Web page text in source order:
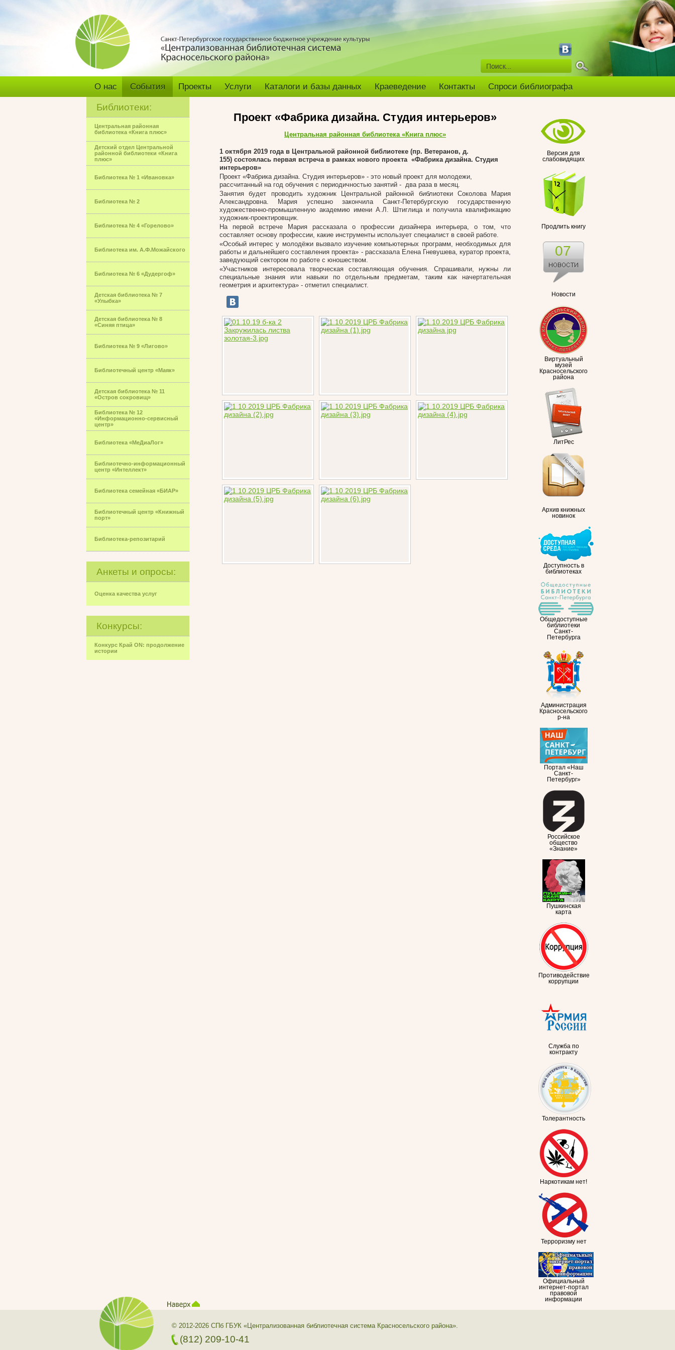
О нас События Проекты Услуги Каталоги и базы данных Краеведение Контакты Спроси библиографа
Библиотеки:
Центральная районная
библиотека «Книга плюс»
Детский отдел Центральной
районной библиотеки «Книга
плюс»
Библиотека № 1 «Ивановка»
Библиотека № 2
Библиотека № 4 «Горелово»
Библиотека им. А.Ф.Можайского
Библиотека № 6 «Дудергоф»
Детская библиотека № 7
«Улыбка»
Детская библиотека № 8
«Синяя птица»
Библиотека № 9 «Лигово»
Библиотечный центр «Маяк»
Детская библиотека № 11
«Остров сокровищ»
Библиотека № 12
«Информационно-сервисный
центр»
Библиотека «МеДиаЛог»
Библиотечно-информационный
центр «Интеллект»
Библиотека семейная «БИАР»
Библиотечный центр «Книжный
порт»
Библиотека-репозитарий
Анкеты и опросы:
Оценка качества услуг
Конкурсы:
Конкурс Край ON: продолжение
истории
Версия для
слабовидящих
Продлить книгу
Новости
07
Виртуальный
музей
Красносельского
района
ЛитРес
Архив книжных
новинок
Доступность в
библиотеках
Общедоступные
библиотеки
Санкт-
Петербурга
Администрация
Красносельского
р-на
Портал «Наш
Санкт-
Петербург»
Российское
общество
«Знание»
Пушкинская
карта
Противодействие
коррупции
Служба по
контракту
Толерантность
Наркотикам нет!
Терроризму нет
Официальный
интернет-портал
правовой
информации
Проект «Фабрика дизайна. Студия интерьеров»
Центральная районная библиотека «Книга плюс»
1 октября 2019 года в Центральной районной библиотеке (пр. Ветеранов, д.
155) состоялась первая встреча в рамках нового проекта «Фабрика дизайна. Студия
интерьеров»
Проект «Фабрика дизайна. Студия интерьеров» - это новый проект для молодежи,
рассчитанный на год обучения с периодичностью занятий - два раза в месяц.
Занятия будет проводить художник Центральной районной библиотеки Соколова Мария
Александровна. Мария успешно закончила Санкт-Петербургскую государственную
художественно-промышленную академию имени А.Л. Штиглица и получила квалификацию
художник-проектировщик.
На первой встрече Мария рассказала о профессии дизайнера интерьера, о том, что
составляет основу профессии, какие инструменты использует специалист в своей работе.
«Особый интерес у молодёжи вызвало изучение компьютерных программ, необходимых для
работы и дальнейшего составления проекта» - рассказала Елена Гневушева, куратор проекта,
заведующий сектором по работе с юношеством.
«Участников интересовала творческая составляющая обучения. Спрашивали, нужны ли
специальные знания или навыки по отдельным предметам, таким как начертательная
геометрия и архитектура» - отметил специалист.
© 2012-2026 СПб ГБУК «Централизованная библиотечная система Красносельского района».
(812) 209-10-41